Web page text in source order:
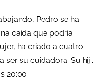
Pedro se ha
caída que podría
ha criado a cuatro
ser su cuidadora. Su hij...
20:00